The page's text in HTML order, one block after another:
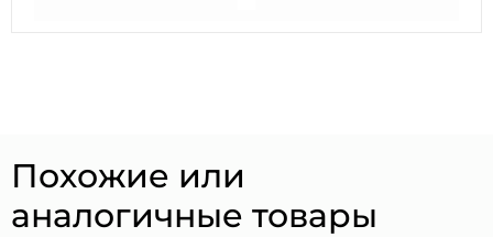
Похожие или
аналогичные товары